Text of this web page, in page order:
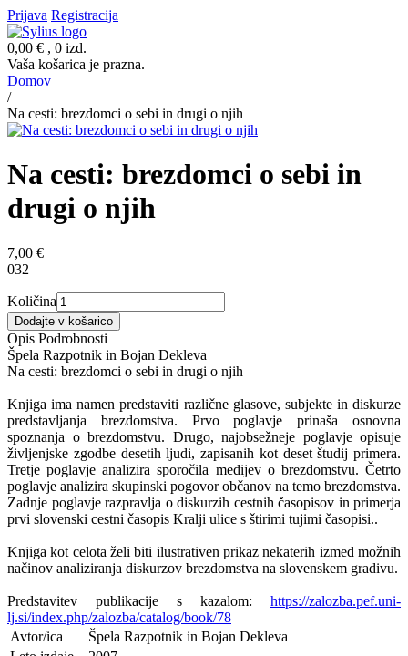
Prijava Registracija
0,00 € , 0 izd.
Vaša košarica je prazna.
Domov
/
Na cesti: brezdomci o sebi in drugi o njih
Na cesti: brezdomci o sebi in
drugi o njih
7,00 €
032
Količina
Dodajte v košarico
Opis Podrobnosti
Špela Razpotnik in Bojan Dekleva
Na cesti: brezdomci o sebi in drugi o njih
Knjiga ima namen predstaviti različne glasove, subjekte in diskurze
predstavljanja brezdomstva. Prvo poglavje prinaša osnovna
spoznanja o brezdomstvu. Drugo, najobsežneje poglavje opisuje
življenjske zgodbe desetih ljudi, zapisanih kot deset študij primera.
Tretje poglavje analizira sporočila medijev o brezdomstvu. Četrto
poglavje analizira skupinski pogovor občanov na temo brezdomstva.
Zadnje poglavje razpravlja o diskurzih cestnih časopisov in primerja
prvi slovenski cestni časopis Kralji ulice s štirimi tujimi časopisi..
Knjiga kot celota želi biti ilustrativen prikaz nekaterih izmed možnih
načinov analiziranja diskurzov brezdomstva na slovenskem gradivu.
Predstavitev publikacije s kazalom:
https://zalozba.pef.uni-
lj.si/index.php/zalozba/catalog/book/78
Avtor/ica
Špela Razpotnik in Bojan Dekleva